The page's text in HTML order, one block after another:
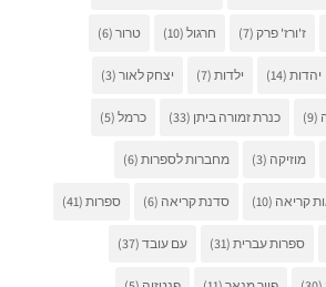
ז'ורז' פרק(7) חרגול(10) טרור(6)
יהדות(14) ילדות(7) יצחק לאור(3)
(9) כנרת זמורה ביתן (33) כרמל(5)
מוזיקה (3) מחברות לספרות(6)
קריאה (10) סדנת קריאה (6) ספרות(41)
ספרות עברית(31) עם עובד(37)